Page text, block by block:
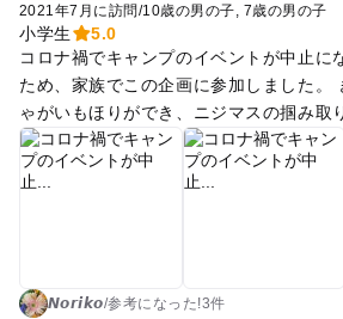
2021年7月に訪問/10歳の男の子 7歳の男の子
小学生
5.0
コロナ禍でキャンプのイベントが中止に
ため、家族でこの企画に参加しました。 きゅうりやトマト、じ
ゃがいもほりができ、ニジマスの掴み取
も経験できました。 自分がとった野菜を切って、サラダやカレ
ーを作ったり、ご飯を炊いたり、それを
で、子供たちも大喜びでした。 花咲の湯の温泉はすごく気持ち
験でした。 そのあと、また野菜を収穫。大きいズッキーニや、
𝙉𝙤𝙧𝙞𝙠𝙤/参考に なった!3件